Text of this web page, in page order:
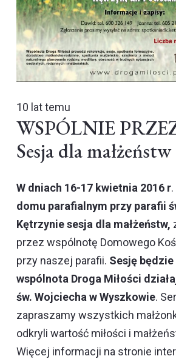
10 lat temu
WSPÓLNIE
Sesja dla małżeństw
W dniach 16-17 kwietnia 2016 r.
domu parafialnym przy parafii
Kętrzynie sesja dla małżeństw,
przez wspólnotę Domowego
przy naszej parafii. Sesję
wspólnota Droga Miłości
św. Wojciecha w Wyszkowie.
zapraszamy wszystkich
odkryli wartość miłości i
Więcej informacji na stronie